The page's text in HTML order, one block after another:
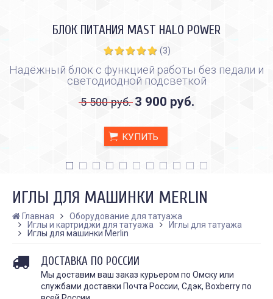
КАК ПРАВИЛЬНО И ДЛЯ ЧЕГО
ДЕЛАТЬ КАРБОНОВЫЙ ПИЛИНГ
Дата:28.02.2024
Карбоновый пилинг – это
инновационная
КАК ПРАВИЛЬНО
Дата:31.01.2024
Татуировки - это
БЛОК ПИТАНИЯ MAST HALO POWER
(3)
Надёжный блок с функцией работы без педали и
светодиодной подсветкой
5 500 руб. 3 900 руб.
КУПИТЬ
ИГЛЫ ДЛЯ МАШИНКИ MERLIN
Главная
Оборудование для татуажа
Иглы и картриджи для татуажа
Иглы для татуажа
Иглы для машинки Merlin
ДОСТАВКА ПО РОССИИ
Мы доставим ваш заказ курьером по Омску или
службами доставки Почта России, Сдэк, Boxberry по